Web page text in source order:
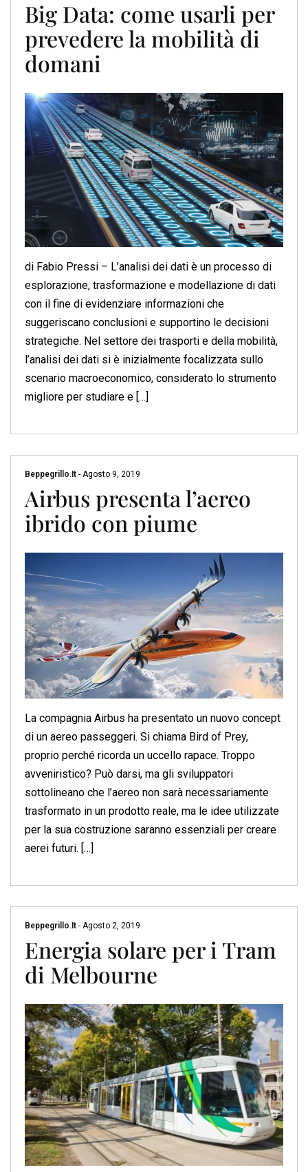
Big Data: come usarli per
prevedere la mobilità di
domani
di Fabio Pressi – L’analisi dei dati è un processo di
esplorazione, trasformazione e modellazione di dati
con il fine di evidenziare informazioni che
suggeriscano conclusioni e supportino le decisioni
strategiche. Nel settore dei trasporti e della mobilità,
l’analisi dei dati si è inizialmente focalizzata sullo
scenario macroeconomico, considerato lo strumento
migliore per studiare e […]
Beppegrillo.it - Agosto 9, 2019
Airbus presenta l’aereo
ibrido con piume
La compagnia Airbus ha presentato un nuovo concept
di un aereo passeggeri. Si chiama Bird of Prey,
proprio perché ricorda un uccello rapace. Troppo
avveniristico? Può darsi, ma gli sviluppatori
sottolineano che l’aereo non sarà necessariamente
trasformato in un prodotto reale, ma le idee utilizzate
per la sua costruzione saranno essenziali per creare
aerei futuri. […]
Beppegrillo.it - Agosto 2, 2019
Energia solare per i Tram
di Melbourne